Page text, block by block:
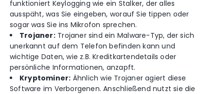
funktioniert Keylogging wie ein Stalker, der alles
ausspäht, was Sie eingeben, worauf Sie tippen oder
sogar was Sie ins Mikrofon sprechen.
Trojaner:Trojaner sind ein Malware-Typ, der sich
unerkannt auf dem Telefon befinden kann und
wichtige Daten, wie z.B. Kreditkartendetails oder
persönliche Informationen, anzapft.
Kryptominer: Ähnlich wie Trojaner agiert diese
Software im Verborgenen. Anschließend nutzt sie die